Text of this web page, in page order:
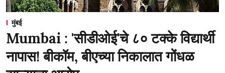
मुंबई
Mumbai : 'सीडीओई'चे ८० टक्के विद्यार्थी
नापास! बीकॉम, बीएच्या निकालात गोंधळ